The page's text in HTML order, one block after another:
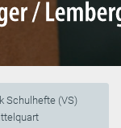
Schulhefte (VS)